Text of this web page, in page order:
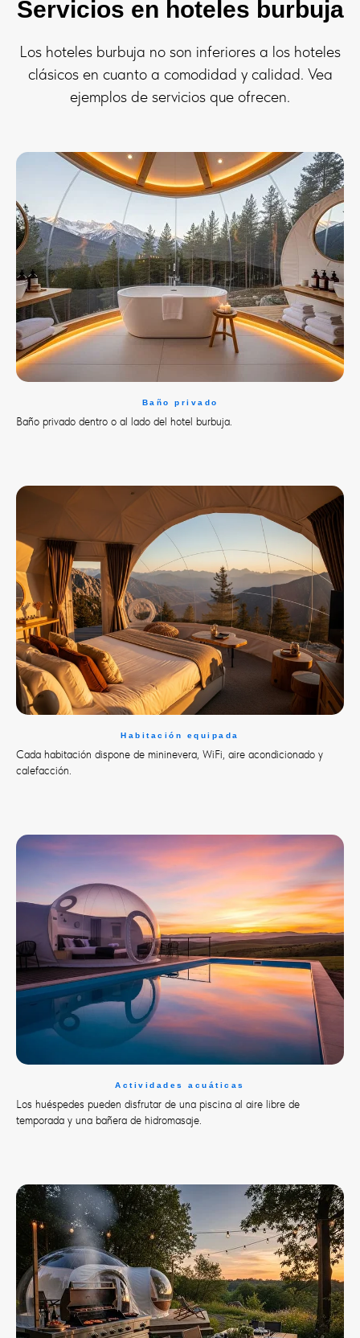
Servicios en hoteles burbuja
Los hoteles burbuja no son inferiores a los hoteles
clásicos en cuanto a comodidad y calidad. Vea
ejemplos de servicios que ofrecen.
Baño privado
Baño privado dentro o al lado del hotel burbuja.
Habitación equipada
Cada habitación dispone de mininevera, WiFi, aire acondicionado y
calefacción.
Actividades acuáticas
Los huéspedes pueden disfrutar de una piscina al aire libre de
temporada y una bañera de hidromasaje.